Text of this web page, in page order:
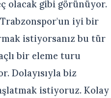
olacak gibi görünüyor.
iyi bir
istiyorsanız bu tür
bir eleme turu
Dolayısıyla biz
istiyoruz. Kolay